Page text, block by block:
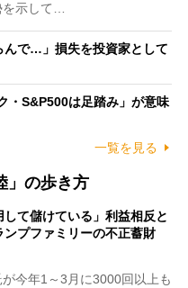
を示して…
んで…」損失を投資家として
・S&P500は足踏み」が意味
一覧を見る
」の歩き方
して儲けている」利益相反と
プファミリーの不正蓄財
今年1～3月に3000回以上も